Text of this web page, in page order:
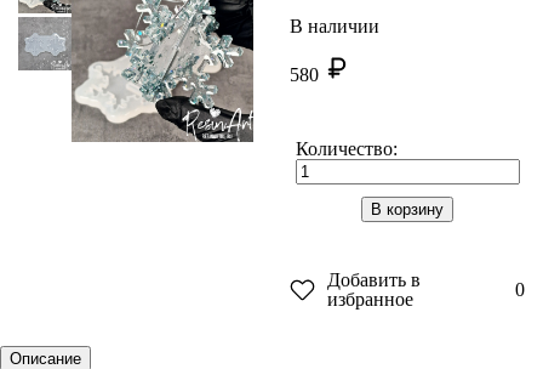
В наличии
580
Количество:
В корзину
Добавить в
избранное
0
Описание